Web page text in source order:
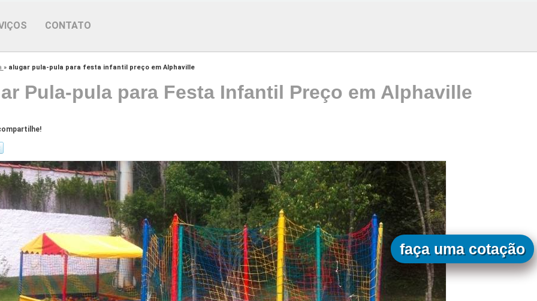
CONTATO
» alugar pula-pula para festa infantil preço em Alphaville
Pula-pula para Festa Infantil Preço em Alphaville
faça uma cotação